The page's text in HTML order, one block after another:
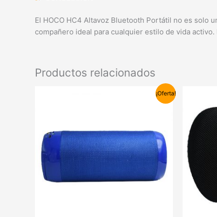
El HOCO HC4 Altavoz Bluetooth Portátil no es solo
compañero ideal para cualquier estilo de vida
Productos relacionados
¡Oferta!
era: